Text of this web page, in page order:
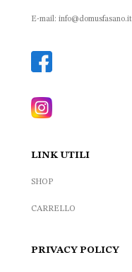
E-mail: info@domusfasano.it
LINK UTILI
SHOP
CARRELLO
PRIVACY POLICY